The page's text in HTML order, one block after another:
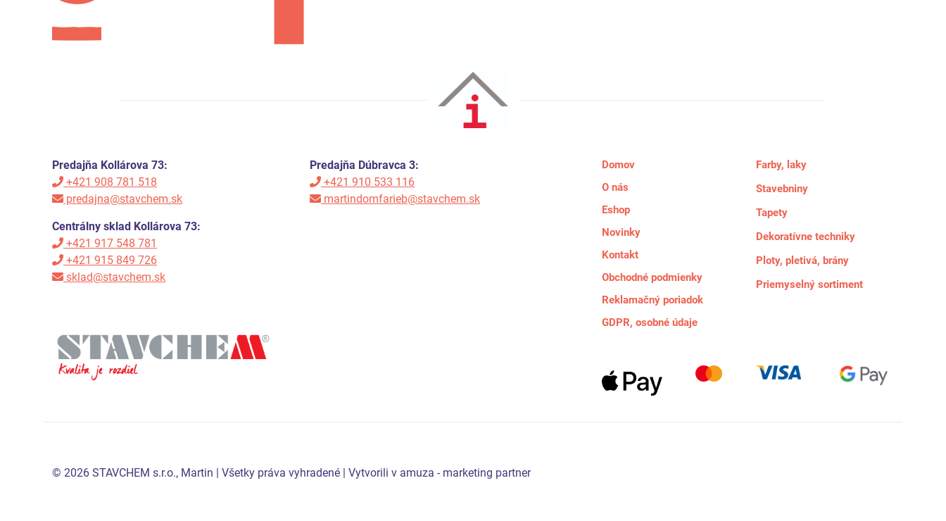
Predajňa Kollárova 73:
+421 908 781 518
predajna@stavchem.sk
Centrálny sklad Kollárova 73:
+421 917 548 781
+421 915 849 726
sklad@stavchem.sk
Predajňa Dúbravca 3:
+421 910 533 116
martindomfarieb@stavchem.sk
Domov
O nás
Eshop
Novinky
Kontakt
Obchodné podmienky
Reklamačný poriadok
GDPR, osobné údaje
Farby, laky
Stavebniny
Tapety
Dekoratívne techniky
Ploty, pletivá, brány
Priemyselný sortiment
© 2026 STAVCHEM s.r.o., Martin | Všetky práva vyhradené | Vytvorili v amuza - marketing partner